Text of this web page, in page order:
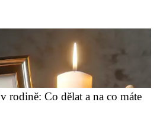
rodině: Co dělat a na co máte